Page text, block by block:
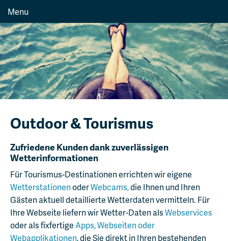
Outdoor & Tourismus
Zufriedene Kunden dank zuverlässigen
Wetterinformationen
Für Tourismus-Destinationen errichten wir eigene
WetterstationenoderWebcams,die Ihnen und Ihren
Gästen aktuell detaillierte Wetterdaten vermitteln. Für
Ihre Webseite liefern wir Wetter-Daten alsWebservices
oder als fixfertigeApps, Webseiten oder
Webapplikationen, die Sie direkt in Ihren bestehenden
Menu